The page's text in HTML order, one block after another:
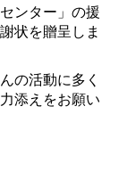
ンター」の援
状を贈呈しま
の活動に多く
添えをお願い